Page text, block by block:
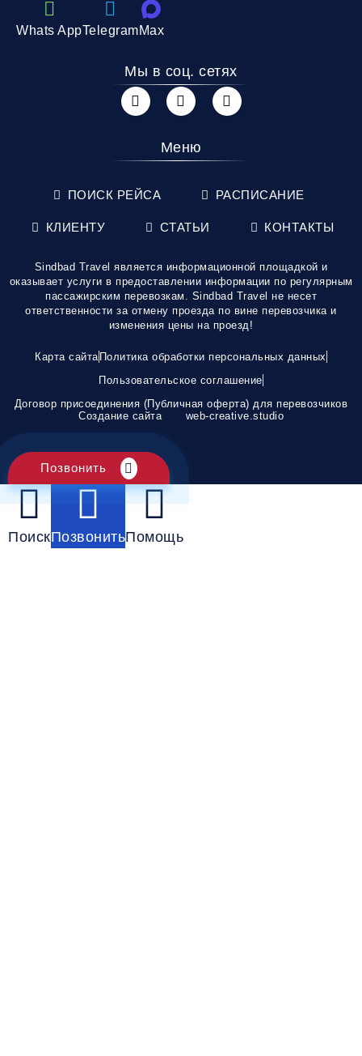
Whats AppTelegramMax
Мы в соц. сетях
Меню
ПОИСК РЕЙСА РАСПИСАНИЕ
КЛИЕНТУ СТАТЬИ КОНТАКТЫ
Sindbad Travel является информационной площадкой и
оказывает услуги в предоставлении информации по регулярным
пассажирским перевозкам. Sindbad Travel не несет
ответственности за отмену проезда по вине перевозчика и
изменения цены на проезд!
Карта сайта Политика обработки персональных данных
Пользовательское соглашение
Договор присоединения (Публичная оферта) для перевозчиков
Создание сайта
web-creative.studio
Позвонить
ПоискПозвонитьПомощь